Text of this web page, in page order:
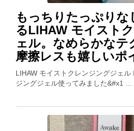
もっちりたっぷりな
るLIHAW モイスト
ェル。なめらかなテ
摩擦レスも嬉しいポ
LIHAW モイストクレンジングジェル
ジングジェル使ってみました&#x1 …